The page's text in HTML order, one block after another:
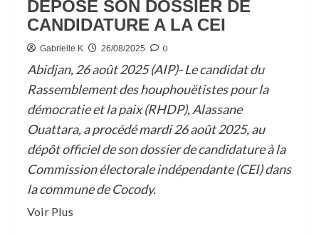
VIGILANCE
DEPOSE SON DOSSIER DE
CANDIDATURE A LA CEI
Gabrielle K 26/08/2025 0
Abidjan, 26 août 2025 (AIP)- Le candidat du
Rassemblement des houphouëtistes pour la
démocratie et la paix (RHDP), Alassane
Ouattara, a procédé mardi 26 août 2025, au
dépôt officiel de son dossier de candidature à la
Commission électorale indépendante (CEI) dans
la commune de Cocody.
Voir PlusEn